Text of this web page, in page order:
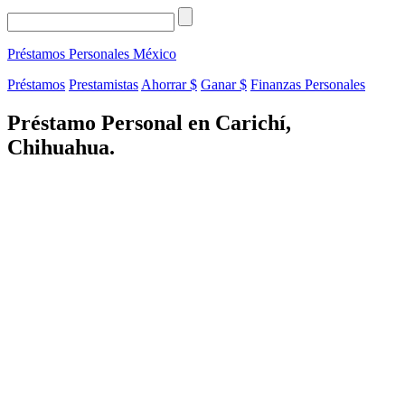
Préstamos Personales México
Préstamos Prestamistas Ahorrar $ Ganar $ Finanzas Personales
Préstamo Personal en Carichí,
Chihuahua.